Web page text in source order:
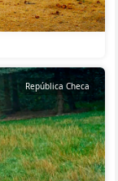
República Checa